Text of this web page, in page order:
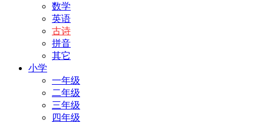
数学
英语
古诗
拼音
其它
小学
一年级
二年级
三年级
四年级